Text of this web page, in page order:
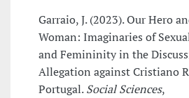
Garraio, J. (2023). Our Hero
Woman: Imaginaries of
and Femininity in the
Allegation against Cristiano
Portugal.Social Sciences,